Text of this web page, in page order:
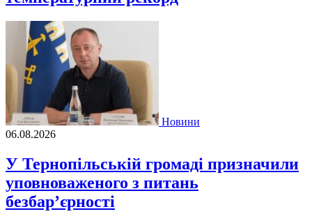
Новини
06.08.2026
У Тернопільській громаді призначили
уповноваженого з питань
безбар’єрності